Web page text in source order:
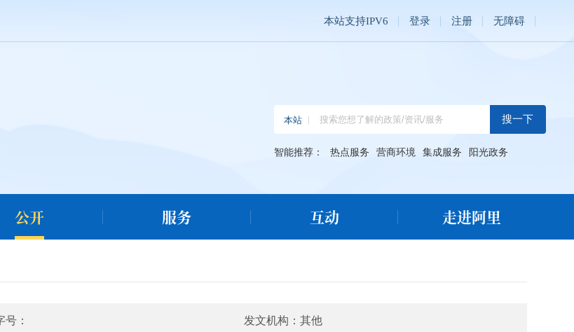
本站支持IPV6 登录 注册 无障碍
智能推荐： 热点服务 营商环境 集成服务 阳光政务
公开 服务 互动 走进阿里
号： 发文机构：其他